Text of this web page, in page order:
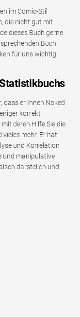
im Comic-Stil
die nicht gut mit
dieses Buch gerne
Buch
für uns wichtig
dass er Ihnen Naked
korrekt
deren Hilfe Sie die
mehr. Er hat
und Korrelation
und manipulative
darstellen und